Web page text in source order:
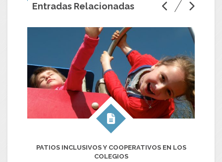
Entradas Relacionadas
PATIOS INCLUSIVOS Y COOPERATIVOS EN LOS
COLEGIOS